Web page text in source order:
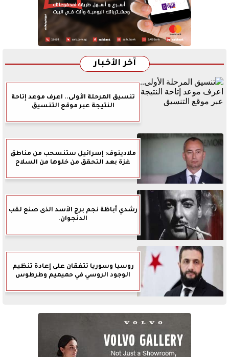
آخر الأخبار
تنسيق المرحلة الأولى.. اعرف موعد إتاحة
النتيجة عبر موقع التنسيق
ملادينوف: إسرائيل ستنسحب من مناطق
غزة بعد التحقق من خلوها من السلاح
رشدي أباظة نجم برج الأسد الذى صنع لقب
الدنجوان.
روسيا وسوريا تتفقان على إعادة تنظيم
الوجود الروسي في حميميم وطرطوس